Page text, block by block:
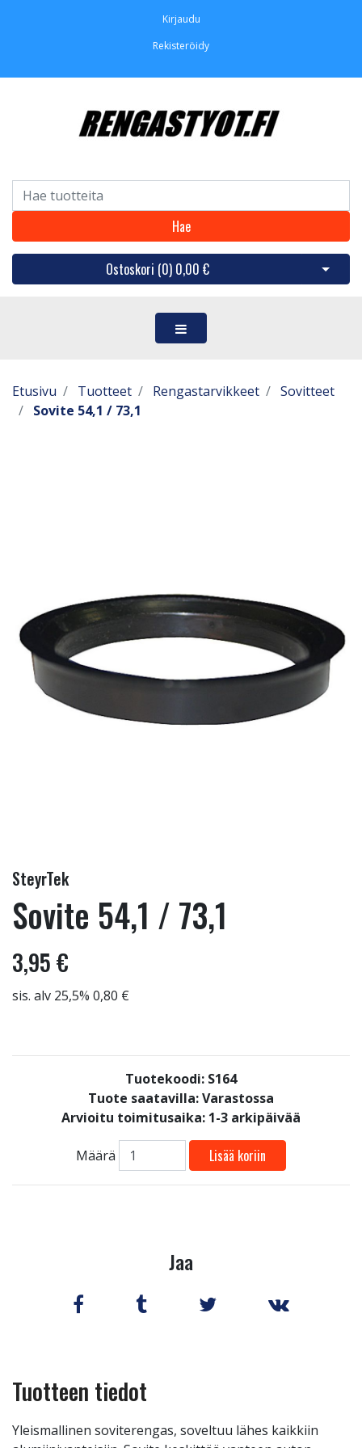
Kirjaudu
Rekisteröidy
Hae
Ostoskori (0) 0,00 € Avaa
Etusivu Tuotteet Rengastarvikkeet
Sovitteet
Sovite 54,1 / 73,1
SteyrTek
Sovite 54,1 / 73,1
3,95 €
sis. alv 25,5% 0,80 €
Tuotekoodi: S164
Tuote saatavilla:Varastossa
Arvioitu toimitusaika: 1-3 arkipäivää
Määrä Lisää koriin
Jaa
Tuotteen tiedot
Yleismallinen soviterengas, soveltuu lähes kaikkiin